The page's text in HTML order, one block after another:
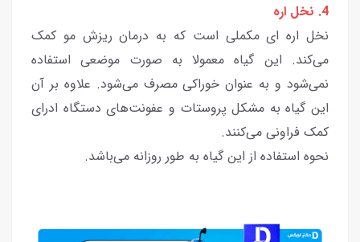
4. نخل اره
نخل اره ای مکملی است که به درمان ریزش مو کمک
می‌کند. این گیاه معمولا به صورت موضعی استفاده
نمی‌شود و به عنوان خوراکی مصرف می‌شود. علاوه بر آن
این گیاه به مشکل پروستات و عفونت‌های دستگاه ادرای
کمک فراونی می‌کنند.
نحوه استفاده از این گیاه به طور روزانه می‌باشد.